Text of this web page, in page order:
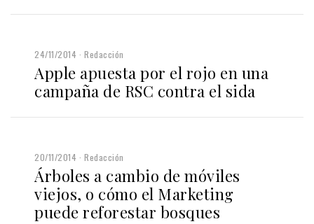
24/11/2014 Redacción
Apple apuesta por el rojo en una
campaña de RSC contra el sida
20/11/2014 Redacción
Árboles a cambio de móviles
viejos, o cómo el Marketing
puede reforestar bosques